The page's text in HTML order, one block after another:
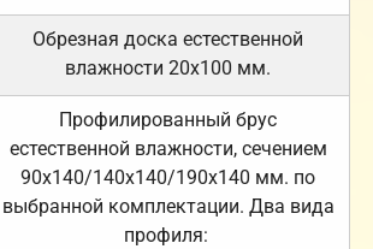
Обрезная доска естественной
влажности 20х100 мм.
Профилированный брус
естественной влажности, сечением
90х140/140х140/190х140 мм. по
выбранной комплектации. Два вида
профиля: